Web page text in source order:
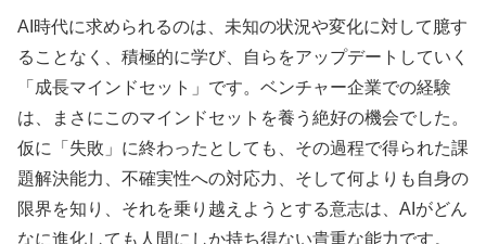
AI時代に求められるのは、未知の状況や変化に対して臆す
ることなく、積極的に学び、自らをアップデートしていく
「成長マインドセット」です。ベンチャー企業での経験
は、まさにこのマインドセットを養う絶好の機会でした。
仮に「失敗」に終わったとしても、その過程で得られた課
題解決能力、不確実性への対応力、そして何よりも自身の
限界を知り、それを乗り越えようとする意志は、AIがどん
なに進化しても人間にしか持ち得ない貴重な能力です。